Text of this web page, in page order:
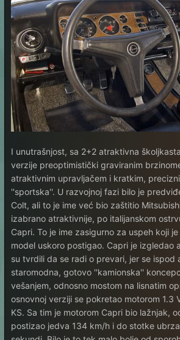
I unutrašnjost, sa 2+2 atraktivna
verzije preoptimistički graviranim
atraktivnim upravljačem i kratkim,
''sportska''. U razvojnoj fazi bilo je
Colt, ali to je ime već bio zaštitio
izabrano atraktivnije, po italijanskom
Capri. To je ime zasigurno za uspeh koji
model uskoro postigao. Capri je izgledao
su tvrdili da se radi o prevari, jer se ispod
staromodna, gotovo ''kamionska''
vešanjem, odnosno mostom na lisnatim
osnovnoj verziji se pokretao motorom 1.3
KS. Sa tim je motorom Capri bio lažnjak,
postizao jedva 134 km/h i do stotke